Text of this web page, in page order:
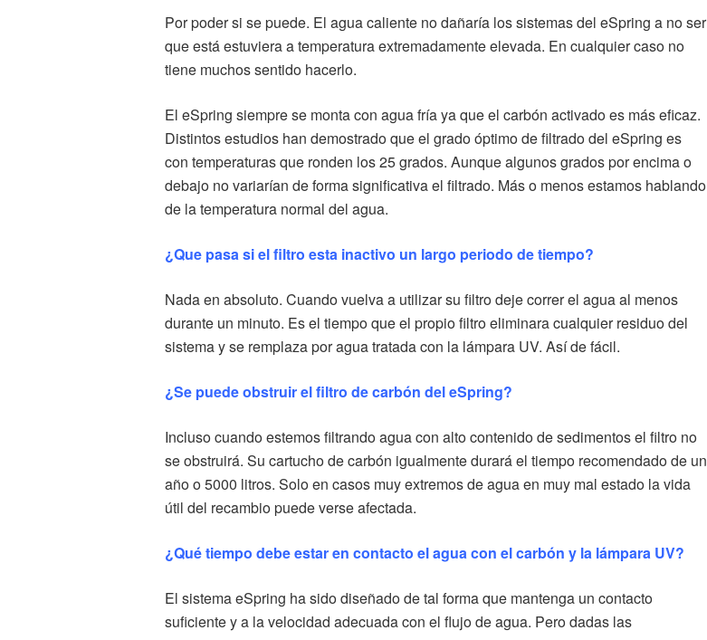
Por poder si se puede. El agua caliente no dañaría los sistemas del eSpring a no ser
que está estuviera a temperatura extremadamente elevada. En cualquier caso no
tiene muchos sentido hacerlo.
El eSpring siempre se monta con agua fría ya que el carbón activado es más eficaz.
Distintos estudios han demostrado que el grado óptimo de filtrado del eSpring es
con temperaturas que ronden los 25 grados. Aunque algunos grados por encima o
debajo no variarían de forma significativa el filtrado. Más o menos estamos hablando
de la temperatura normal del agua.
¿Que pasa si el filtro esta inactivo un largo periodo de tiempo?
Nada en absoluto. Cuando vuelva a utilizar su filtro deje correr el agua al menos
durante un minuto. Es el tiempo que el propio filtro eliminara cualquier residuo del
sistema y se remplaza por agua tratada con la lámpara UV. Así de fácil.
¿Se puede obstruir el filtro de carbón del eSpring?
Incluso cuando estemos filtrando agua con alto contenido de sedimentos el filtro no
se obstruirá. Su cartucho de carbón igualmente durará el tiempo recomendado de un
año o 5000 litros. Solo en casos muy extremos de agua en muy mal estado la vida
útil del recambio puede verse afectada.
¿Qué tiempo debe estar en contacto el agua con el carbón y la lámpara UV?
El sistema eSpring ha sido diseñado de tal forma que mantenga un contacto
suficiente y a la velocidad adecuada con el flujo de agua. Pero dadas las